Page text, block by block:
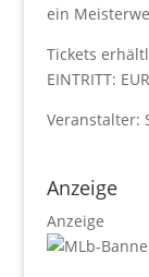
ein
Tickets
EINTRITT:
Veranstalter:
Anzeige
Anzeige